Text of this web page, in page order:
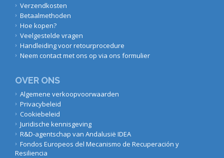
Verzendkosten
Betaalmethoden
Hoe kopen?
Veelgestelde vragen
Handleiding voor retourprocedure
Neem contact met ons op via ons formulier
OVER ONS
Algemene verkoopvoorwaarden
Privacybeleid
Cookiebeleid
Juridische kennisgeving
R&D-agentschap van Andalusië IDEA
Fondos Europeos del Mecanismo de Recuperación y
Resiliencia